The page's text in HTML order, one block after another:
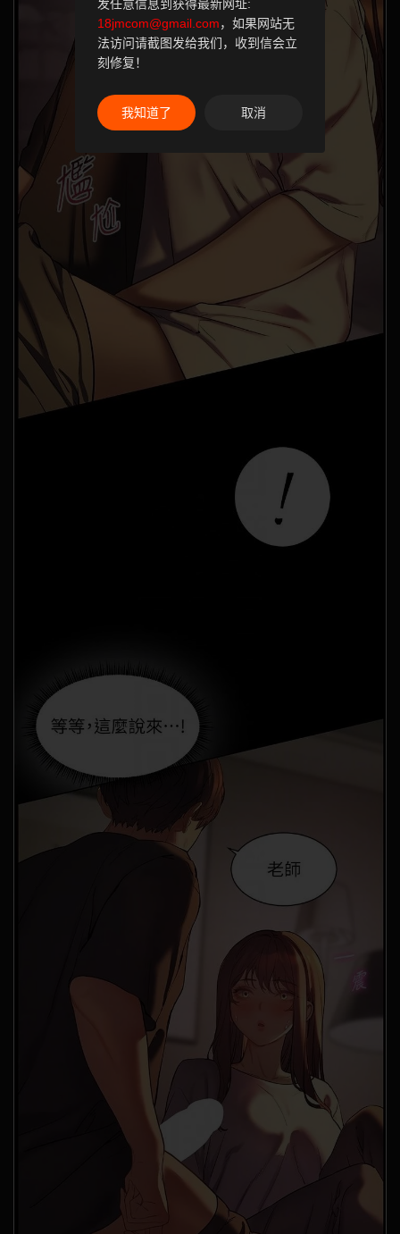
发任意信息到获得最新网址:
18jmcom@gmail.com，如果网站无
法访问请截图发给我们，收到信会立
刻修复！
我知道了 取消